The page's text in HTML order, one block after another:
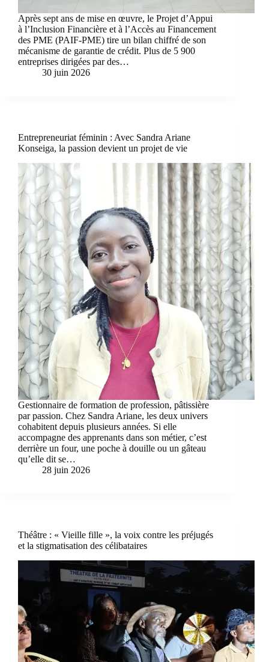
Après sept ans de mise en œuvre, le Projet d’Appui
à l’Inclusion Financière et à l’Accès au Financement
des PME (PAIF-PME) tire un bilan chiffré de son
mécanisme de garantie de crédit. Plus de 5 900
entreprises dirigées par des…
30 juin 2026
Entrepreneuriat féminin : Avec Sandra Ariane
Konseiga, la passion devient un projet de vie
Gestionnaire de formation de profession, pâtissière
par passion. Chez Sandra Ariane, les deux univers
cohabitent depuis plusieurs années. Si elle
accompagne des apprenants dans son métier, c’est
derrière un four, une poche à douille ou un gâteau
qu’elle dit se…
28 juin 2026
Théâtre : « Vieille fille », la voix contre les préjugés
et la stigmatisation des célibataires